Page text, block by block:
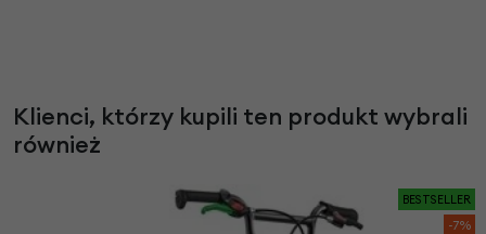
Klienci, którzy kupili ten produkt wybrali
również
BESTSELLER
-7%